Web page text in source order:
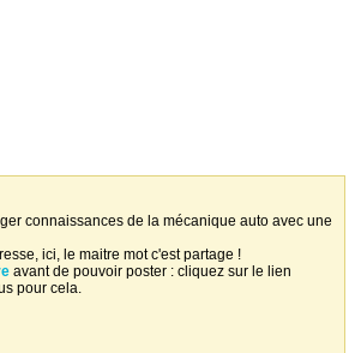
connaissances de la mécanique auto avec une
ici, le maitre mot c'est partage !
avant de pouvoir poster : cliquez sur le lien
pour cela.